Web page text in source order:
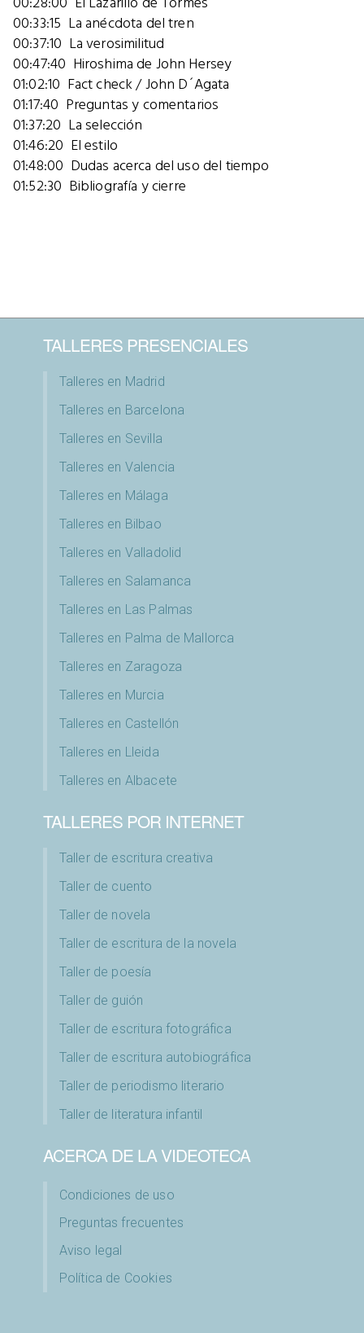
00:33:15 La anécdota del tren
00:37:10 La verosimilitud
00:47:40 Hiroshima de John Hersey
01:02:10 Fact check / John D´Agata
01:17:40 Preguntas y comentarios
01:37:20 La selección
01:46:20 El estilo
01:48:00 Dudas acerca del uso del tiempo
01:52:30 Bibliografía y cierre
TALLERES PRESENCIALES
Talleres en Madrid
Talleres en Barcelona
Talleres en Sevilla
Talleres en Valencia
Talleres en Málaga
Talleres en Bilbao
Talleres en Valladolid
Talleres en Salamanca
Talleres en Las Palmas
Talleres en Palma de Mallorca
Talleres en Zaragoza
Talleres en Murcia
Talleres en Castellón
Talleres en Lleida
Talleres en Albacete
TALLERES POR INTERNET
Taller de escritura creativa
Taller de cuento
Taller de novela
Taller de escritura de la novela
Taller de poesía
Taller de guión
Taller de escritura fotográfica
Taller de escritura autobiográfica
Taller de periodismo literario
Taller de literatura infantil
ACERCA DE LA VIDEOTECA
Condiciones de uso
Preguntas frecuentes
Aviso legal
Política de Cookies